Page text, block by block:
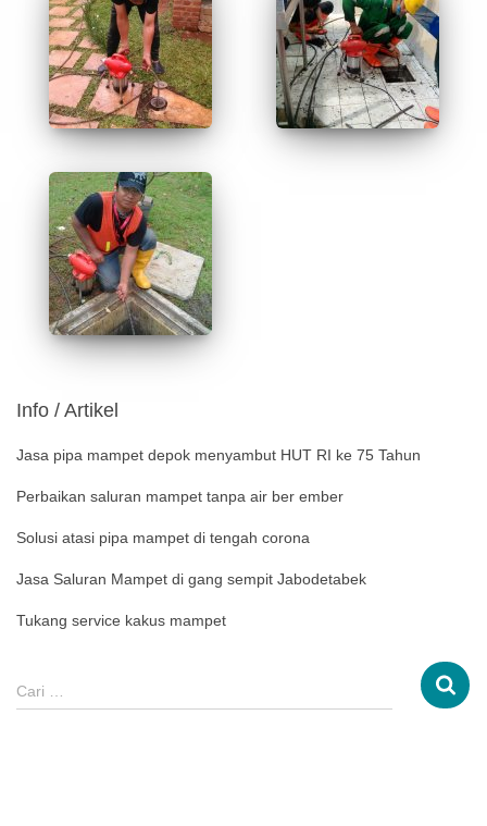
Info / Artikel
Jasa pipa mampet depok menyambut HUT RI ke 75 Tahun
Perbaikan saluran mampet tanpa air ber ember
Solusi atasi pipa mampet di tengah corona
Jasa Saluran Mampet di gang sempit Jabodetabek
Tukang service kakus mampet
Cari …